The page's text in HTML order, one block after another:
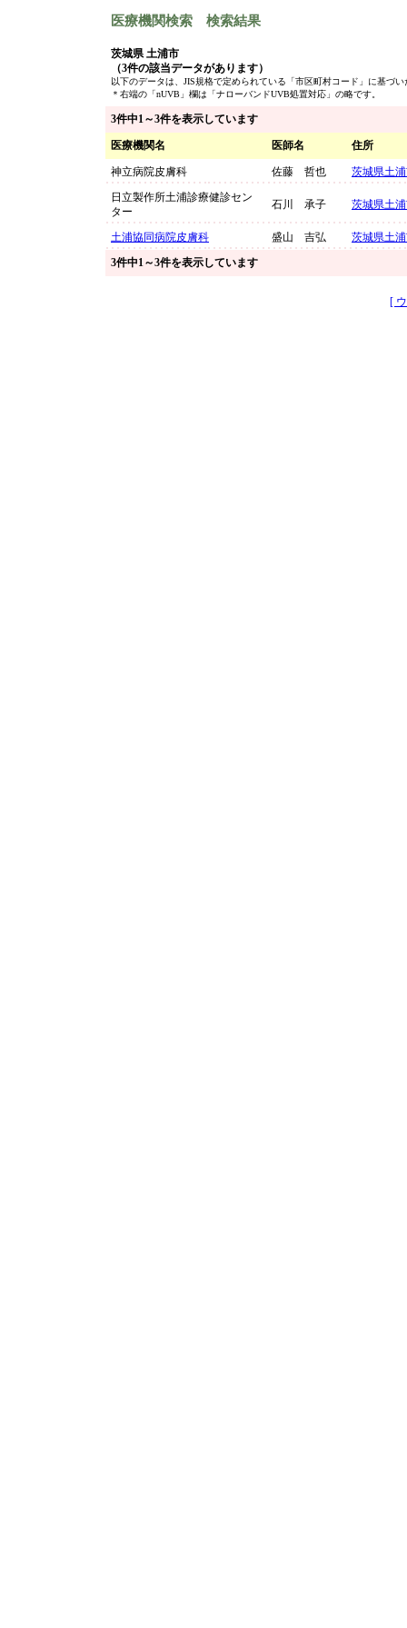
医療機関検索 検索結果
茨城県 土浦市
（3件の該当データがあります）
以下のデータは、JIS規格で定められている「市区町村コード」に基づ
＊右端の「nUVB」欄は「ナローバンドUVB処置対応」の略です。
3件中1～3件を表示しています
医療機関名 医師名 住所
神立病院皮膚科 佐藤 哲也
茨城県土
日立製作所土浦診療健診セン
ター
石川 承子 茨城県土
土浦協同病院皮膚科 盛山 吉弘
茨城県土
3件中1～3件を表示しています
[